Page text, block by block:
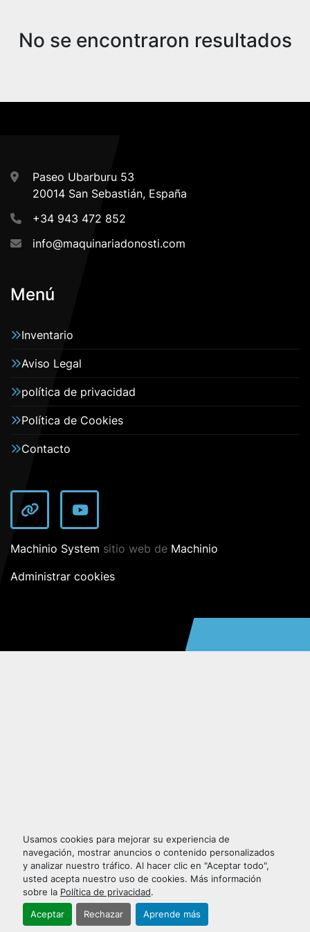
Usamos cookies para mejorar su experiencia de
navegación, mostrar anuncios o contenido personalizados
y analizar nuestro tráfico. Al hacer clic en "Aceptar todo",
usted acepta nuestro uso de cookies. Más información
sobre la Política de privacidad.
Aceptar Rechazar Aprende más
No se encontraron resultados
Paseo Ubarburu 53
20014 San Sebastián, España
+34 943 472 852
info@maquinariadonosti.com
Menú
Inventario
Aviso Legal
política de privacidad
Política de Cookies
Contacto
other youtube
Machinio System sitio web de Machinio
Administrar cookies